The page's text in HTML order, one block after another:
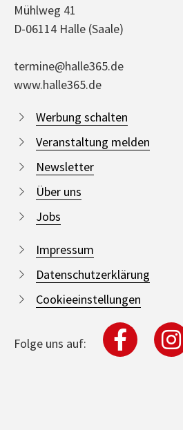
Mühlweg 41
D-06114 Halle (Saale)
termine@halle365.de
www.halle365.de
Werbung schalten
Veranstaltung melden
Newsletter
Über uns
Jobs
Impressum
Datenschutzerklärung
Cookieeinstellungen
Folge uns auf: